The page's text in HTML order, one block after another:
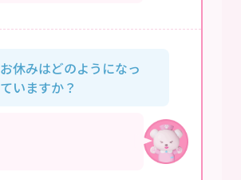
お休みはどのようになっ
ていますか？